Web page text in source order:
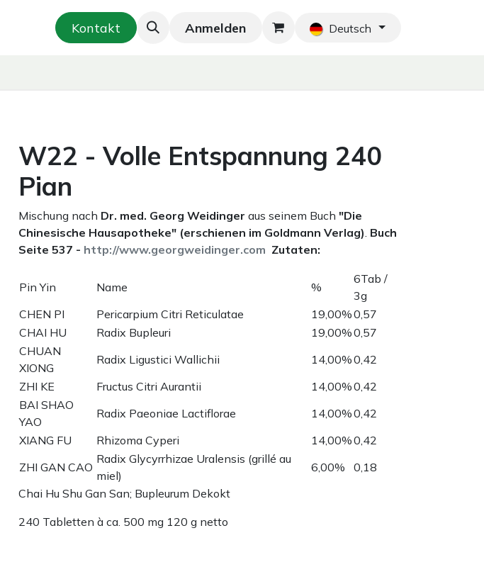
Kräuter-Zubereitungen Neu! Blog Home Shop
Kontakt Anmelden Deutsch
W22 - Volle Entspannung 240
Pian
Mischung nach Dr. med. Georg Weidinger aus seinem Buch "Die
Chinesische Hausapotheke" (erschienen im Goldmann Verlag) Buch
Seite 537 - http://www.georgweidinger.com Zutaten:
Pin Yin Name %
6Tab /
3g
CHEN PI
Pericarpium Citri Reticulatae 19,00%0,57
CHAI HU
Radix Bupleuri 19,00%0,57
CHUAN
XIONG
Radix Ligustici Wallichii 14,00%0,42
ZHI KE
Fructus Citri Aurantii 14,00%0,42
BAI SHAO
YAO
Radix Paeoniae Lactiflorae 14,00%0,42
XIANG FU
Rhizoma Cyperi 14,00%0,42
ZHI GAN CAO
Radix Glycyrrhizae Uralensis (grillé au
miel)
6,00%
0,18
Chai Hu Shu Gan San; Bupleurum Dekokt
240 Tabletten à ca. 500 mg 120 g netto